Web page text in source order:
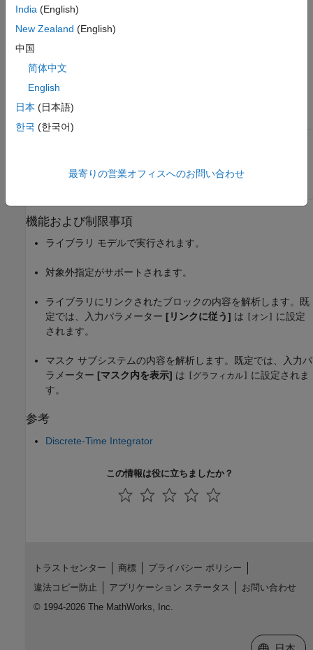
NA-MAAB — a
結果と推奨アクション
ガイドライン サブ
クの飽和制限の設
っている。
[出力を制限する]
機能および制限事項
ライブラリ モデルで実行されます。
対象外指定がサポートされます。
ライブラリにリンクされたブロックの内容を解析します。既
定では、入力パラメーター [リンクに従う] は [オン]
に設定
されます。
マスク サブシステムの内容を解析します。既定では、入力パ
ラメーター [マスク内を表示] は [グラフィカル]
に設定されま
す。
参考
Discrete-Time Integrator
この情報は役に立ちましたか？
India (English)
New Zealand (English)
中国
简体中文
English
日本 (日本語)
한국 (한국어)
最寄りの営業オフィスへのお問い合わせ
トラストセンター 商標
プライバシー ポリシー
違法コピー防止
アプリケーション ステータス
お問い合わせ
© 1994-2026 The MathWorks, Inc.